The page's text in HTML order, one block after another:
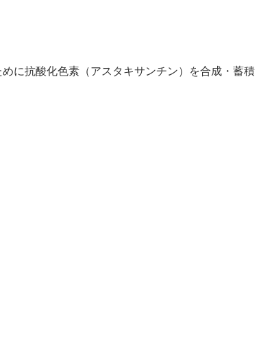
に抗酸化色素（アスタキサンチン）を合成・蓄積